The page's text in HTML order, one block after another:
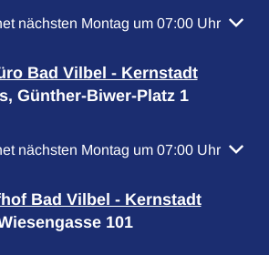
Öffnungs- oder Schließzeiten
nächsten Montag um 07:00 Uhr
Bad Vilbel - Kernstadt
Günther-Biwer-Platz 1
Öffnungs- oder Schließzeiten
nächsten Montag um 07:00 Uhr
Bad Vilbel - Kernstadt
101